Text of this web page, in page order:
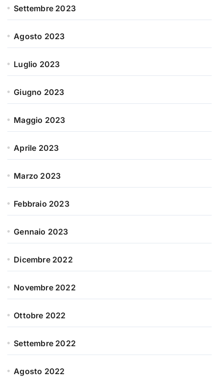
Settembre 2023
Agosto 2023
Luglio 2023
Giugno 2023
Maggio 2023
Aprile 2023
Marzo 2023
Febbraio 2023
Gennaio 2023
Dicembre 2022
Novembre 2022
Ottobre 2022
Settembre 2022
Agosto 2022